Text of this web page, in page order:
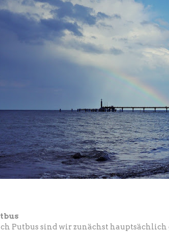
Putbus sind wir zunächst hauptsächlich